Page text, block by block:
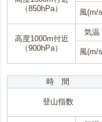
（850hPa）
風(m/
高度1000m付近
（900hPa）
気温
風(m/
時 間
登山指数